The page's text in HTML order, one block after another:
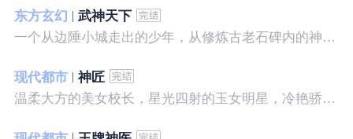
东方玄幻
武神天下
一个从边陲小城走出的少年，从修炼古老石碑内的神秘一式开始，一路高歌狂飙，打造一片属于自己的天下……
现代都市
神匠
温柔大方的美女校长，星光四射的玉女明星，冷艳骄傲的美女特工，一个二个，全都跑来，撒娇撒赖的要他做她们的私房保镖，这是为什么呢？